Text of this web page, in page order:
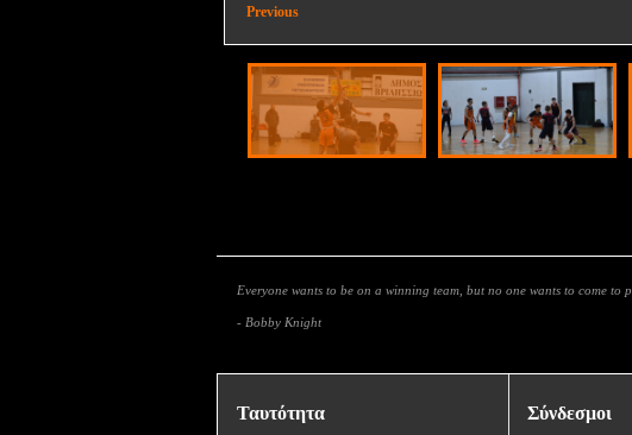
Previous
Everyone wants to be on a winning team, but no one wants to come to
- Bobby Knight
Ταυτότητα Σύνδεσμοι